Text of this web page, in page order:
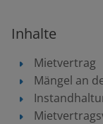
Inhalte
Mietvertrag
Mängel an